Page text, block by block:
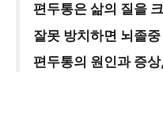
편두통은 삶의 질을
잘못 방치하면 뇌졸
편두통의 원인과 증